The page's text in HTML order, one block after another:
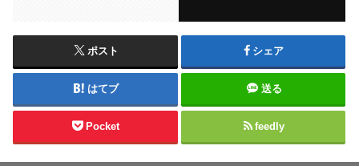
ポスト シェア
はてブ 送る
Pocket feedly